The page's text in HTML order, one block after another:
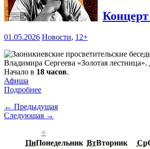
01.05.2026 Новости, 12+
Владимира Сергеева «Золотая
Начало в 18 часов.
Афиша
Подробнее
← Предыдущая
Следующая →
<
ПнПонедельник ВтВторник Ср